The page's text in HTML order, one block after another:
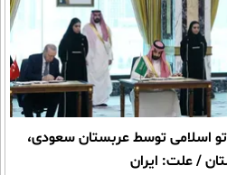
اسلامی توسط عربستان سعودی،
/ علت: ایران